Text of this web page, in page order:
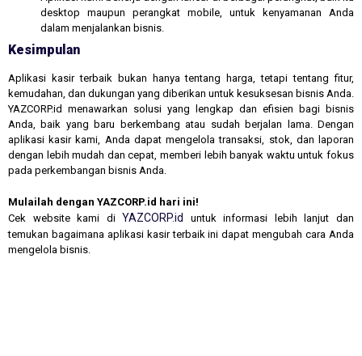
desktop maupun perangkat mobile, untuk kenyamanan Anda
dalam menjalankan bisnis.
Kesimpulan
Aplikasi kasir terbaik bukan hanya tentang harga, tetapi tentang fitur,
kemudahan, dan dukungan yang diberikan untuk kesuksesan bisnis Anda.
YAZCORP.id menawarkan solusi yang lengkap dan efisien bagi bisnis
Anda, baik yang baru berkembang atau sudah berjalan lama. Dengan
aplikasi kasir kami, Anda dapat mengelola transaksi, stok, dan laporan
dengan lebih mudah dan cepat, memberi lebih banyak waktu untuk fokus
pada perkembangan bisnis Anda.
Mulailah dengan YAZCORP.id hari ini!
Cek website kami di YAZCORP.id
untuk informasi lebih lanjut dan
temukan bagaimana aplikasi kasir terbaik ini dapat mengubah cara Anda
mengelola bisnis.